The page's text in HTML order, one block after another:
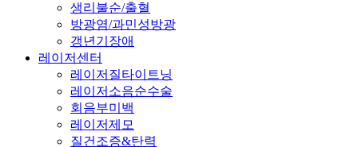
생리불순/출혈
방광염/과민성방광
갱년기장애
레이저센터
레이저질타이트닝
레이저소음순수술
회음부미백
레이저제모
질건조증&탄력